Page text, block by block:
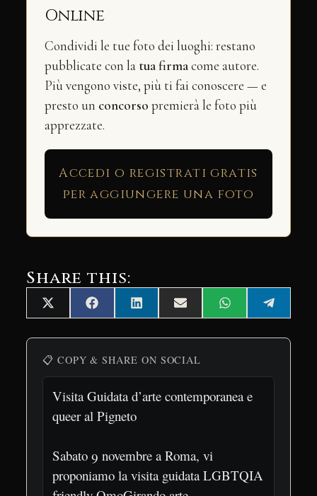
Online
Condividi le tue foto dei luoghi: restano
pubblicate con la tua firmacome autore.
Più vengono viste, più ti fai conoscere — e
presto un concorso premierà le foto più
apprezzate.
Accedi o registrati gratis
per aggiungere una foto
Share this:
Share
on
X
(Twitter)
Share
on
FacebookShare
on
LinkedInShare
on
Email Share
on
WhatsAppShare
on
📋 COPY & SHARE ON SOCIAL